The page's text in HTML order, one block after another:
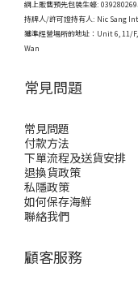
網上販售預先包裝生蠔:
持牌人/許可證持有人: Nic Sang
獲準經營場所的地址： Unit 6, 11/
Wan
常見問題
常見問題
付款方法
下單流程及送貨安排
退換貨政策
私隱政策
如何保存海鮮
聯絡我們
顧客服務